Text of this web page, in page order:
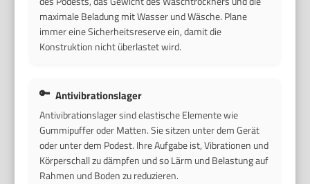
maximale Beladung mit Wasser und Wäsche. Plane
immer eine Sicherheitsreserve ein, damit die
Konstruktion nicht überlastet wird.
Antivibrationslager
Antivibrationslager sind elastische Elemente wie
Gummipuffer oder Matten. Sie sitzen unter dem Gerät
oder unter dem Podest. Ihre Aufgabe ist, Vibrationen und
Körperschall zu dämpfen und so Lärm und Belastung auf
Rahmen und Boden zu reduzieren.